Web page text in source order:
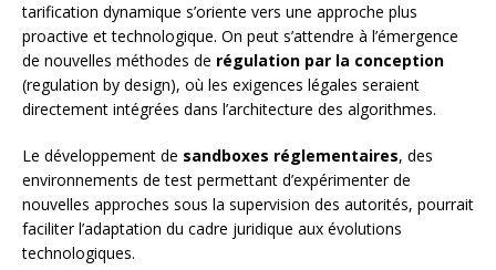
tarification dynamique s’oriente vers une approche plus
proactive et technologique. On peut s’attendre à l’émergence
de nouvelles méthodes de régulation par la conception
(regulation by design), où les exigences légales seraient
directement intégrées dans l’architecture des algorithmes.
Le développement de sandboxes réglementaires, des
environnements de test permettant d’expérimenter de
nouvelles approches sous la supervision des autorités, pourrait
faciliter l’adaptation du cadre juridique aux évolutions
technologiques.